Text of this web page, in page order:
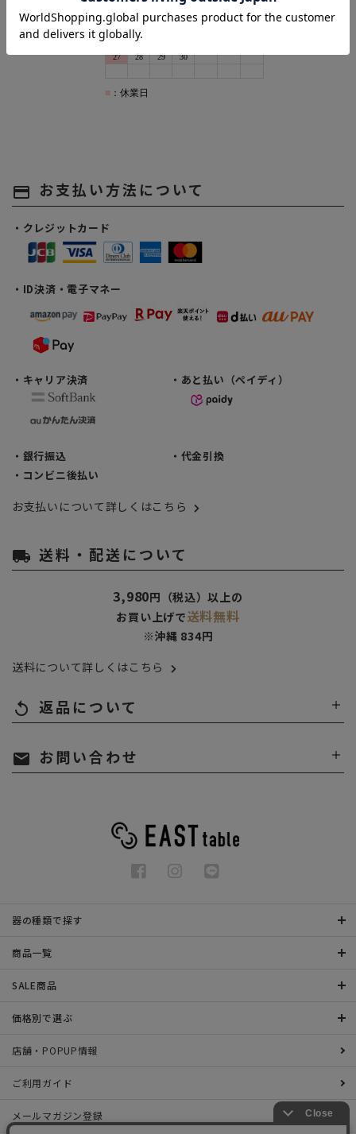
payment お支払い方法について
・クレジットカード
・ID決済・電子マネー
・キャリア決済 ・あと払い（ペイディ）
・銀行振込
・代金引換
・コンビニ後払い
お支払いについて詳しくはこちら
local_shipping 送料・配送について
3,980円（税込）以上の
お買い上げで送料無料
※沖縄 834円
送料について詳しくはこちら
replay 返品について
mail お問い合わせ
器の種類で探す
商品一覧
SALE商品
価格別で選ぶ
店舗・POPUP情報
ご利用ガイド
メールマガジン登録